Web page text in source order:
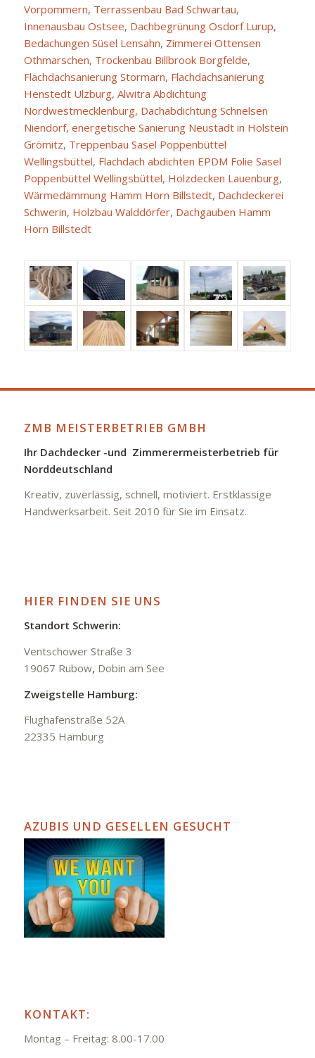
Vorpommern, Terrassenbau Bad Schwartau,
Innenausbau Ostsee, Dachbegrünung Osdorf Lurup,
Bedachungen Süsel Lensahn, Zimmerei Ottensen
Othmarschen, Trockenbau Billbrook Borgfelde,
Flachdachsanierung Stormarn, Flachdachsanierung
Henstedt Ulzburg, Alwitra Abdichtung
Nordwestmecklenburg, Dachabdichtung Schnelsen
Niendorf, energetische Sanierung Neustadt in Holstein
Grömitz, Treppenbau Sasel Poppenbüttel
Wellingsbüttel, Flachdach abdichten EPDM Folie Sasel
Poppenbüttel Wellingsbüttel, Holzdecken Lauenburg,
Wärmedämmung Hamm Horn Billstedt, Dachdeckerei
Schwerin, Holzbau Walddörfer, Dachgauben Hamm
Horn Billstedt
ZMB MEISTERBETRIEB GMBH
Ihr Dachdecker -und Zimmerermeisterbetrieb für
Norddeutschland
Kreativ, zuverlässig, schnell, motiviert. Erstklassige
Handwerksarbeit. Seit 2010 für Sie im Einsatz.
HIER FINDEN SIE UNS
Standort Schwerin:
Ventschower Straße 3
19067 Rubow, Dobin am See
Zweigstelle Hamburg:
Flughafenstraße 52A
22335 Hamburg
AZUBIS UND GESELLEN GESUCHT
KONTAKT:
Montag – Freitag: 8.00-17.00